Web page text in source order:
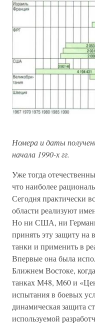
Номера и даты
начала 1990-х гг.
Уже тогда
что наиболее
Сегодня практически
области реализуют
Но ни США, ни
принять эту защиту на
танки и применить в
Впервые она была
Ближнем Востоке,
танках М48, М60 и
испытания в боевых
динамическая защита
используемой